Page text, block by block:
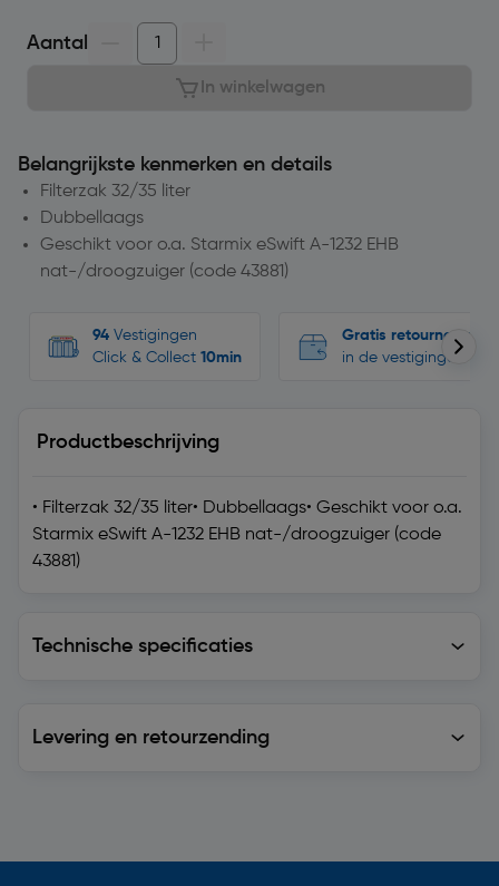
Aantal
In winkelwagen
Belangrijkste kenmerken en details
Filterzak 32/35 liter
Dubbellaags
Geschikt voor o.a. Starmix eSwift A-1232 EHB
nat-/droogzuiger (code 43881)
94 Vestigingen
Click & Collect 10min
Gratis retourneren
in de vestigingen
Productbeschrijving
• Filterzak 32/35 liter• Dubbellaags• Geschikt voor o.a.
Starmix eSwift A-1232 EHB nat-/droogzuiger (code
43881)
Technische specificaties
Levering en retourzending